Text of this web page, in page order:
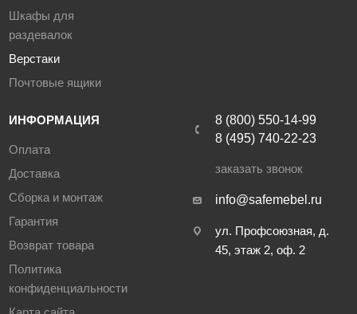
Шкафы для
раздевалок
Верстаки
Почтовые ящики
ИНФОРМАЦИЯ
Оплата
Доставка
Сборка и монтаж
Гарантия
Возврат товара
Политика
конфиденциальности
8 (800) 550-14-99
8 (495) 740-22-23
заказать звонок
info@safemebel.ru
ул. Профсоюзная, д.
45, этаж 2, оф. 2